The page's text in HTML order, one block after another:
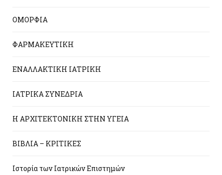
ΟΜΟΡΦΙΑ
ΦΑΡΜΑΚΕΥΤΙΚΗ
ΕΝΑΛΛΑΚΤΙΚΗ ΙΑΤΡΙΚΗ
ΙΑΤΡΙΚΑ ΣΥΝΕΔΡΙΑ
Η ΑΡΧΙΤΕΚΤΟΝΙΚΗ ΣΤΗΝ ΥΓΕΙΑ
ΒΙΒΛΙΑ – ΚΡΙΤΙΚΕΣ
Ιστορία των Ιατρικών Επιστημών